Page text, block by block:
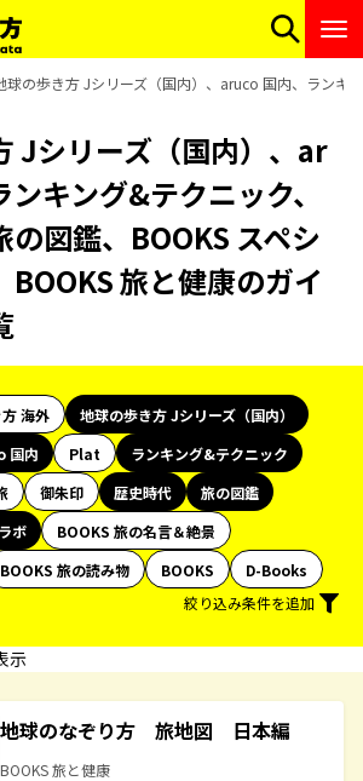
球の歩き方 Jシリーズ（国内）、aruco 国内、ランキ
Jシリーズ（国内）、ar
キング&テクニック、
図鑑、BOOKS スペシ
BOOKS 旅と健康のガイ
海外
地球の歩き方 Jシリーズ（国内）
国内 Plat
ランキング&テクニック
御朱印 歴史時代
旅の図鑑
ボ
BOOKS 旅の名言＆絶景
BOOKS 旅の読み物 BOOKS
D-Books
絞り込み条件を追加
示
地球のなぞり方 旅地図 日本編
BOOKS 旅と健康